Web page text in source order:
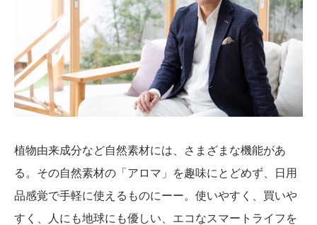
植物由来成分など自然素材には、さまざまな機能があ
る。その自然素材の「アロマ」を趣味にとどめず、日用
品感覚で手軽に使えるものにーー。使いやすく、買いや
すく、人にも地球にも優しい、エコなスマートライフを